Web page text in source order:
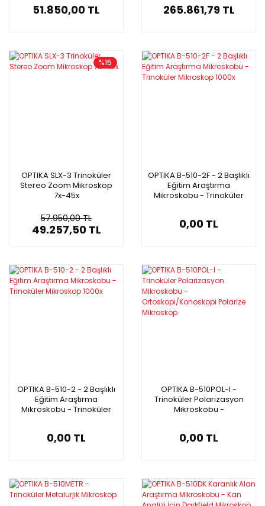
51.850,00 TL 265.861,79 TL
%15
OPTIKA SLX-3 Trinoküler
Stereo Zoom Mikroskop
7x-45x
57.950,00 TL
49.257,50 TL
OPTIKA B-510-2F - 2 Başlıklı
Eğitim Araştırma
Mikroskobu - Trinoküler
0,00 TL
OPTIKA B-510-2 - 2 Başlıklı
Eğitim Araştırma
Mikroskobu - Trinoküler
0,00 TL
OPTIKA B-510POL-I -
Trinoküler Polarizasyon
Mikroskobu -
0,00 TL